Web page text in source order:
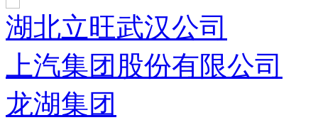
湖北立旺武汉公司
上汽集团股份有限公司
龙湖集团